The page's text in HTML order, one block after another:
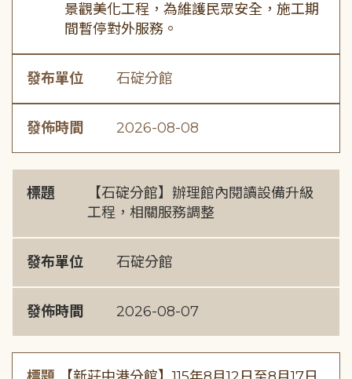
景觀美化工程，為維護民眾安全，施工期
間暫停對外服務。
發布單位 石碇分館
發佈時間 2026-08-08
標題
【石碇分館】辦理館內閱讀設備升級
工程，相關服務調整
發布單位 石碇分館
發佈時間 2026-08-07